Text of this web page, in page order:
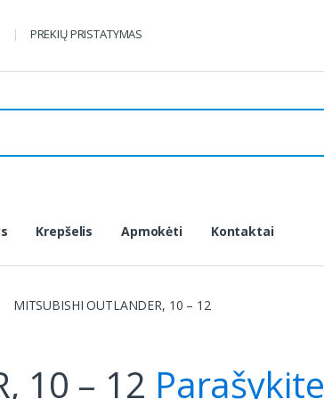
PREKIŲ PRISTATYMAS
Krepšelis Apmokėti Kontaktai
MITSUBISHI OUTLANDER, 10 – 12
10 – 12 Parašykite